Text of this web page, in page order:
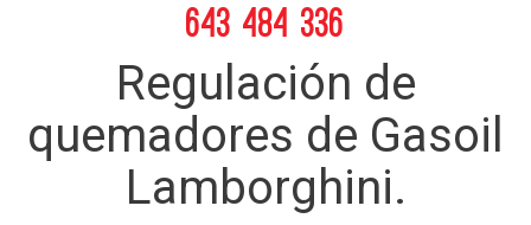
643 484 336
Regulación de
quemadores de Gasoil
Lamborghini.